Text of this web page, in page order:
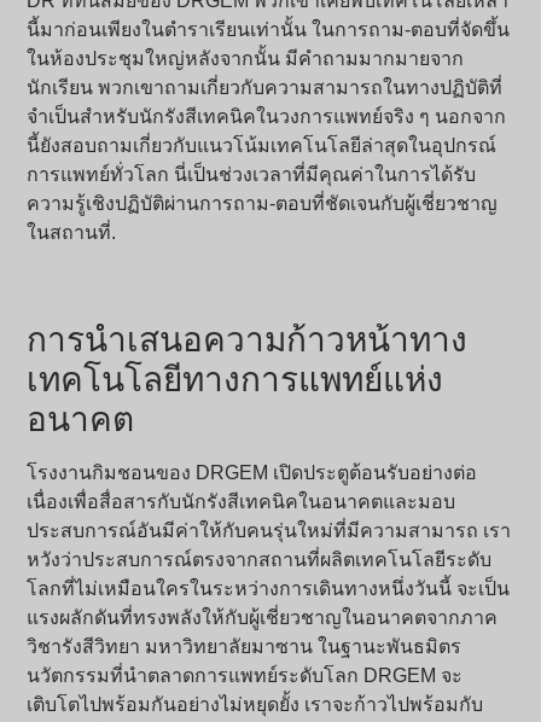
นี้มาก่อนเพียงในตำราเรียนเท่านั้น ในการถาม-ตอบที่จัดขึ้น
ในห้องประชุมใหญ่หลังจากนั้น มีคำถามมากมายจาก
นักเรียน พวกเขาถามเกี่ยวกับความสามารถในทางปฏิบัติที่
จำเป็นสำหรับนักรังสีเทคนิคในวงการแพทย์จริง ๆ นอกจาก
นี้ยังสอบถามเกี่ยวกับแนวโน้มเทคโนโลยีล่าสุดในอุปกรณ์
การแพทย์ทั่วโลก นี่เป็นช่วงเวลาที่มีคุณค่าในการได้รับ
ความรู้เชิงปฏิบัติผ่านการถาม-ตอบที่ชัดเจนกับผู้เชี่ยวชาญ
ในสถานที่.
การนำเสนอความก้าวหน้าทาง
เทคโนโลยีทางการแพทย์แห่ง
อนาคต
โรงงานกิมชอนของ DRGEM เปิดประตูต้อนรับอย่างต่อ
เนื่องเพื่อสื่อสารกับนักรังสีเทคนิคในอนาคตและมอบ
ประสบการณ์อันมีค่าให้กับคนรุ่นใหม่ที่มีความสามารถ เรา
หวังว่าประสบการณ์ตรงจากสถานที่ผลิตเทคโนโลยีระดับ
โลกที่ไม่เหมือนใครในระหว่างการเดินทางหนึ่งวันนี้ จะเป็น
แรงผลักดันที่ทรงพลังให้กับผู้เชี่ยวชาญในอนาคตจากภาค
วิชารังสีวิทยา มหาวิทยาลัยมาซาน ในฐานะพันธมิตร
นวัตกรรมที่นำตลาดการแพทย์ระดับโลก DRGEM จะ
เติบโตไปพร้อมกันอย่างไม่หยุดยั้ง เราจะก้าวไปพร้อมกับ